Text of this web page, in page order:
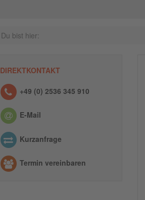
Du bist hier:
DIREKTKONTAKT
+49 (0) 2536 345 910
E-Mail
Kurzanfrage
Termin vereinbaren